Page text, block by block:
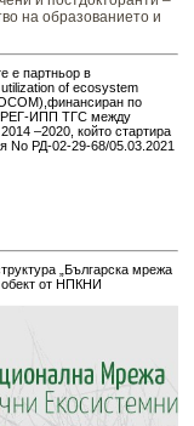
на образованието и
е партньор в
of ecosystem
по
ИПП ТГС между
–2020, който стартира
No РД-02-29-68/05.03.2021
„Българска мрежа
обект от НПКНИ